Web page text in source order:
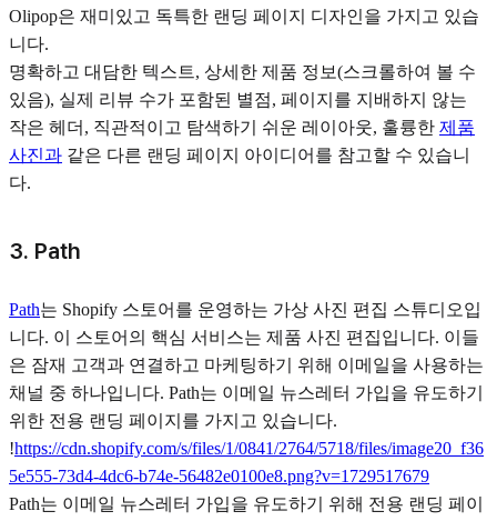
Olipop은 재미있고 독특한 랜딩 페이지 디자인을 가지고 있습
니다.
명확하고 대담한 텍스트, 상세한 제품 정보(스크롤하여 볼 수
있음), 실제 리뷰 수가 포함된 별점, 페이지를 지배하지 않는
작은 헤더, 직관적이고 탐색하기 쉬운 레이아웃, 훌륭한 제품
사진과 같은 다른 랜딩 페이지 아이디어를 참고할 수 있습니
다.
3. Path
Path는 Shopify 스토어를 운영하는 가상 사진 편집 스튜디오입
니다. 이 스토어의 핵심 서비스는 제품 사진 편집입니다. 이들
은 잠재 고객과 연결하고 마케팅하기 위해 이메일을 사용하는
채널 중 하나입니다. Path는 이메일 뉴스레터 가입을 유도하기
위한 전용 랜딩 페이지를 가지고 있습니다.
!https://cdn.shopify.com/s/files/1/0841/2764/5718/files/image20_f36
5e555-73d4-4dc6-b74e-56482e0100e8.png?v=1729517679
Path는 이메일 뉴스레터 가입을 유도하기 위해 전용 랜딩 페이